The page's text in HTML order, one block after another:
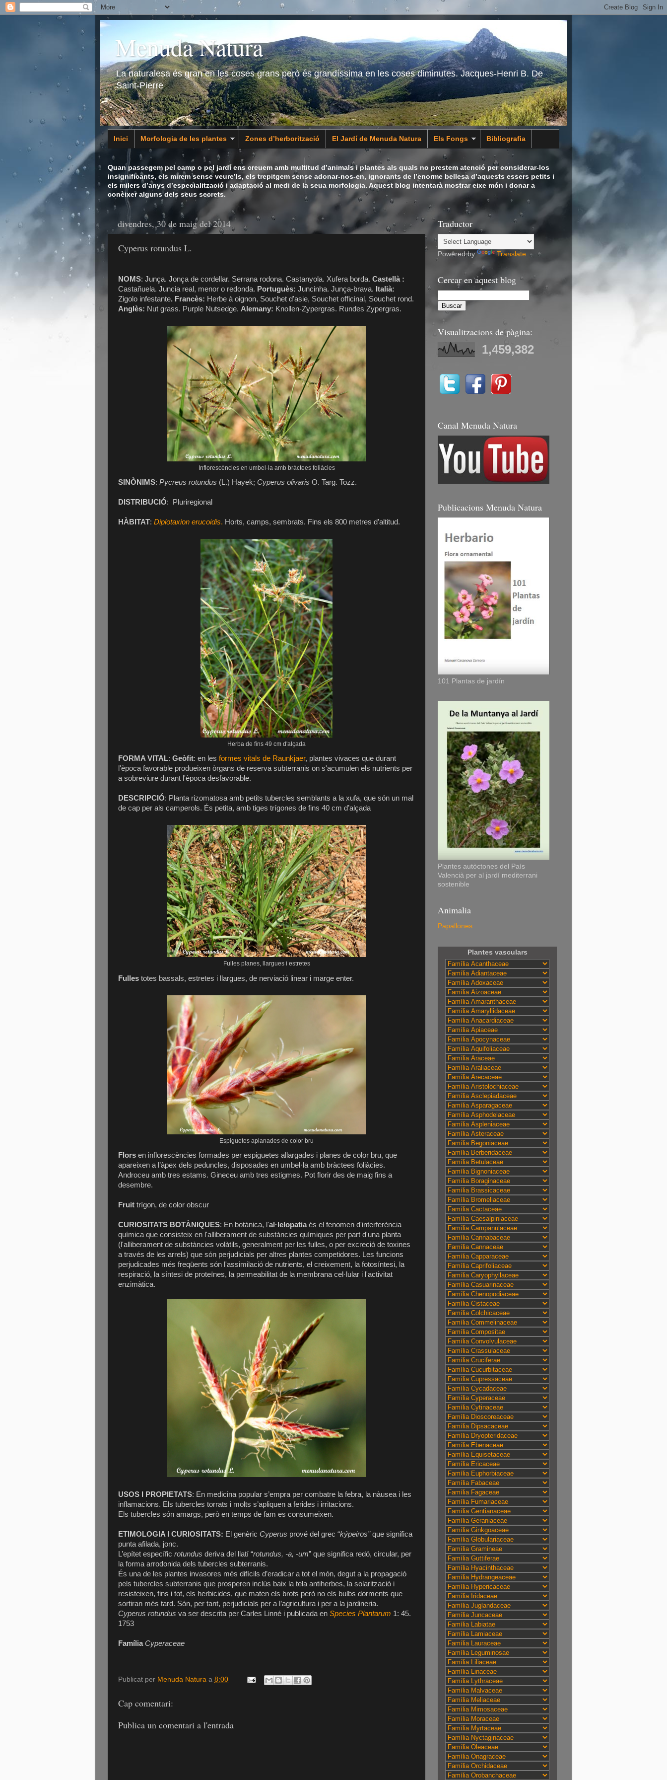
Menuda Natura
La naturalesa és gran en les coses grans però és grandíssima en les coses diminutes. Jacques-Henri B. De
Saint-Pierre
Inici Morfologia de les plantes Zones d’herborització El Jardí de Menuda Natura Els Fongs Bibliografia
Animalia
Quan passegem pel camp o pel jardí ens creuem amb multitud d’animals i plantes als quals no prestem atenció per considerar-los
insignificants, els mirem sense veure’ls, els trepitgem sense adonar-nos-en, ignorants de l’enorme bellesa d’aquests essers petits i
els milers d’anys d’especialització i adaptació al medi de la seua morfologia. Aquest blog intentarà mostrar eixe món i donar a
conèixer alguns dels seus secrets.
divendres, 30 de maig del 2014
Cyperus rotundus L.
NOMS: Junça. Jonça de cordellar. Serrana rodona. Castanyola. Xufera borda. Castellà :
Castañuela. Juncia real, menor o redonda. Portuguès: Juncinha. Junça-brava. Italià:
Zigolo infestante. Francès: Herbe à oignon, Souchet d'asie, Souchet officinal, Souchet rond.
Anglès: Nut grass. Purple Nutsedge. Alemany: Knollen-Zypergras. Rundes Zypergras.
Inflorescències en umbel·la amb bràctees foliàcies
SINÒNIMS: Pycreus rotundus (L.) Hayek; Cyperus olivaris O. Targ. Tozz.
DISTRIBUCIÓ: Pluriregional
HÀBITAT: Diplotaxion erucoidis. Horts, camps, sembrats. Fins els 800 metres d’altitud.
Herba de fins 49 cm d'alçada
FORMA VITAL: Geòfit: en les formes vitals de Raunkjaer, plantes vivaces que durant
l'època favorable produeixen òrgans de reserva subterranis on s'acumulen els nutrients per
a sobreviure durant l'època desfavorable.
DESCRIPCIÓ: Planta rizomatosa amb petits tubercles semblants a la xufa, que són un mal
de cap per als camperols. És petita, amb tiges trígones de fins 40 cm d’alçada
Fulles planes, llargues i estretes
Fulles totes bassals, estretes i llargues, de nerviació linear i marge enter.
Espiguetes aplanades de color bru
Flors en inflorescències formades per espiguetes allargades i planes de color bru, que
apareixen a l’àpex dels peduncles, disposades en umbel·la amb bràctees foliàcies.
Androceu amb tres estams. Gineceu amb tres estigmes. Pot florir des de maig fins a
desembre.
Fruit trígon, de color obscur
CURIOSITATS BOTÀNIQUES: En botànica, l'al·lelopatiaés el fenomen d'interferència
química que consisteix en l'alliberament de substàncies químiques per part d'una planta
(l'alliberament de substàncies volàtils, generalment per les fulles, o per excreció de toxines
a través de les arrels) que són perjudicials per altres plantes competidores. Les funcions
perjudicades més freqüents són l'assimilació de nutrients, el creixement, la fotosíntesi, la
respiració, la síntesi de proteïnes, la permeabilitat de la membrana cel·lular i l'activitat
enzimàtica.
USOS I PROPIETATS: En medicina popular s’empra per combatre la febra, la nàusea i les
inflamacions. Els tubercles torrats i molts s’apliquen a ferides i irritacions.
Els tubercles són amargs, però en temps de fam es consumeixen.
ETIMOLOGIA I CURIOSITATS: El genèric Cyperus prové del grec “kýpeiros”que significa
punta afilada, jonc.
L’epítet específic rotundus deriva del llatí “rotundus, -a, -um” que significa redó, circular, per
la forma arrodonida dels tubercles subterranis.
És una de les plantes invasores més difícils d’eradicar a tot el món, degut a la propagació
pels tubercles subterranis que prosperen inclús baix la tela antiherbes, la solarització i
resisteixen, fins i tot, els herbicides, que maten els brots però no els bulbs dorments que
sortiran més tard. Són, per tant, perjudicials per a l’agricultura i per a la jardineria.
Cyperus rotundus va ser descrita per Carles Linné i publicada en Species Plantarum 1: 45.
1753
Família Cyperaceae
Publicat per Menuda Natura a 8:00
Cap comentari:
Publica un comentari a l'entrada
Traductor
Powered by Translate
Cercar en aquest blog
Visualitzacions de pàgina:
1,459,382
Canal Menuda Natura
Publicacions Menuda Natura
101 Plantas de jardín
Plantes autòctones del País
Valencià per al jardí mediterrani
sostenible
Animalia
Papallones
Plantes vasculars